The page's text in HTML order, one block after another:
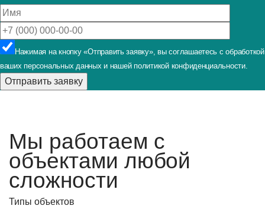
Нажимая на кнопку «Отправить заявку», вы соглашаетесь с обработкой
ваших персональных данных и нашей политикой конфиденциальности.
Мы работаем с
объектами любой
сложности
Типы объектов